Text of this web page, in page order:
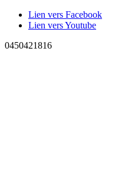
Lien vers Facebook
Lien vers Youtube
0450421816